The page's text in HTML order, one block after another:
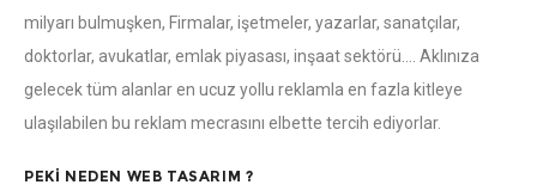
milyarı bulmuşken, Firmalar, işetmeler, yazarlar, sanatçılar,
doktorlar, avukatlar, emlak piyasası, inşaat sektörü…. Aklınıza
gelecek tüm alanlar en ucuz yollu reklamla en fazla kitleye
ulaşılabilen bu reklam mecrasını elbette tercih ediyorlar.
PEKI NEDEN WEB TASARIM ?